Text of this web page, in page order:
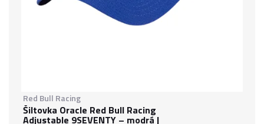
Red Bull Racing
Šiltovka Oracle Red Bull Racing
Adjustable 9SEVENTY – modrá |